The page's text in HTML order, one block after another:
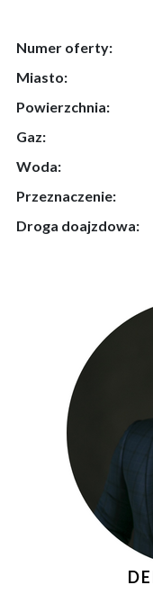
Numer oferty:
Miasto:
Powierzchnia:
Gaz:
Woda:
Przeznaczenie:
Droga doajzdowa: